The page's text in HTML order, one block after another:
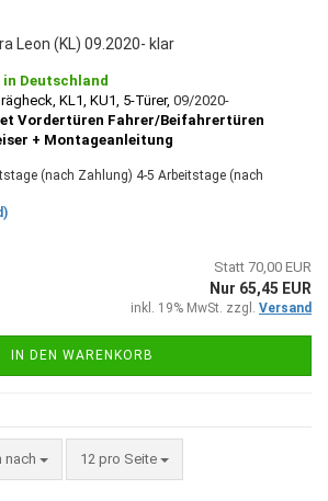
Leon (KL) 09.2020- klar
Deutschland
, KL1, KU1, 5-Türer, 09/2020-
Vordertüren Fahrer/Beifahrertüren
+ Montageanleitung
4-5 Arbeitstage (nach
Statt 70,00 EUR
Nur 65,45 EUR
inkl. 19% MwSt. zzgl. Versand
IN DEN WARENKORB
nach
nach 12 pro Seite
pro Seite